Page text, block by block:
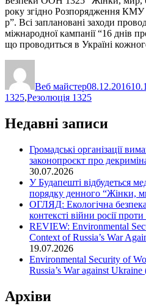
року згідно Розпорядження
р”. Всі заплановані заходи
міжнародної кампанії “16 днів
що проводиться в Україні
Веб майстер08.12.2016
1325,Резолюція 1325
Недавні записи
Громадські організації
законопроєкт про
30.07.2026
У Будапешті відбудеться
порядку денного “Жінки,
ОГЛЯД: Екологічна
контексті війни росії
REVIEW: Environmental
Context of Russia’s War
19.07.2026
Environmental Security of
Russia’s War against
Архіви